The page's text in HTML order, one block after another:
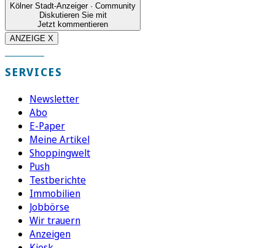
Kölner Stadt-Anzeiger · Community
Diskutieren Sie mit
Jetzt kommentieren
ANZEIGE X
SERVICES
Newsletter
Abo
E-Paper
Meine Artikel
Shoppingwelt
Push
Testberichte
Immobilien
Jobbörse
Wir trauern
Anzeigen